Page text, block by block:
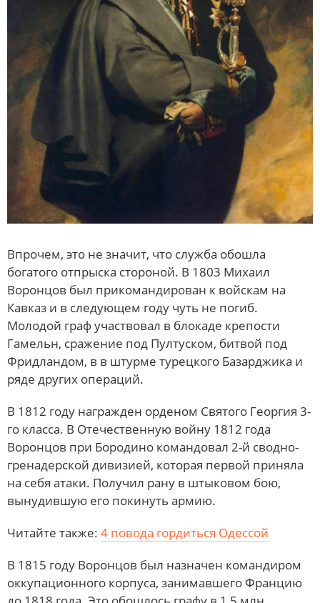
Впрочем, это не значит, что служба обошла
богатого отпрыска стороной. В 1803 Михаил
Воронцов был прикомандирован к войскам на
Кавказ и в следующем году чуть не погиб.
Молодой граф участвовал в блокаде крепости
Гамельн, сражение под Пултуском, битвой под
Фридландом, в в штурме турецкого Базарджика и
ряде других операций.
В 1812 году награжден орденом Святого Георгия 3-
го класса. В Отечественную войну 1812 года
Воронцов при Бородино командовал 2-й сводно-
гренадерской дивизией, которая первой приняла
на себя атаки. Получил рану в штыковом бою,
вынудившую его покинуть армию.
Читайте также: 4 повода гордиться Одессой
В 1815 году Воронцов был назначен командиром
оккупационного корпуса, занимавшего Францию